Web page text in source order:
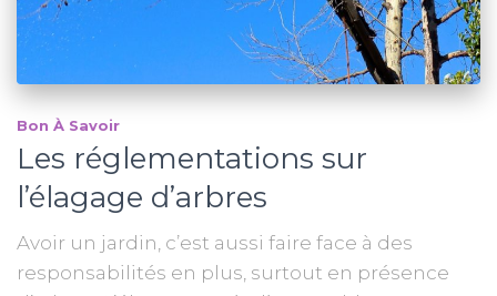
Bon À Savoir
Les réglementations sur
l’élagage d’arbres
Avoir un jardin, c’est aussi faire face à des
responsabilités en plus, surtout en présence